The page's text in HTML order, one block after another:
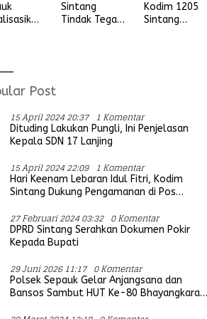
Desa
Ria
Sintang
Tindak Tegas
Umum
Kodim 1205
Sintang
Koramil
Post
15 April 2024 20:37 1 Komentar
Dituding Lakukan Pungli, Ini Penjelasan
Kepala SDN 17 Lanjing
15 April 2024 22:09 1 Komentar
Hari Keenam Lebaran Idul Fitri, Kodim
Sintang Dukung Pengamanan di Pos
27 Februari 2024 03:32 0 Komentar
DPRD Sintang Serahkan Dokumen Pokir
Kepada Bupati
29 Juni 2026 11:17 0 Komentar
Polsek Sepauk Gelar Anjangsana dan
Bansos Sambut HUT Ke-80 Bhayangkara